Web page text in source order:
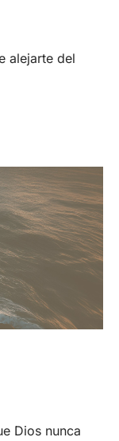
alejarte del
Dios nunca